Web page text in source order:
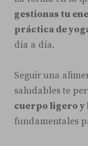
gestionas tu
práctica de
día a día.
Seguir una
saludables te
cuerpo ligero y
fundamentales